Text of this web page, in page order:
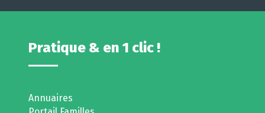
Pratique & en 1 clic !
Annuaires